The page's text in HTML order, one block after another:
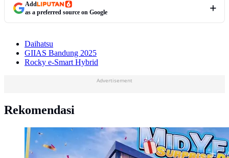
Add
as a preferred source on Google
Daihatsu
GIIAS Bandung 2025
Rocky e-Smart Hybrid
Advertisement
Rekomendasi